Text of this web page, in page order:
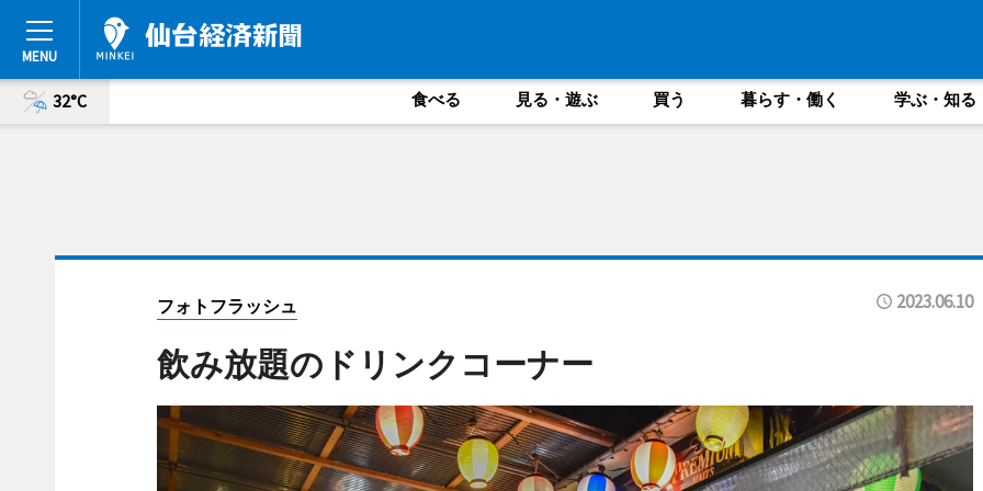
32°C 食べる 見る・遊ぶ 買う 暮らす・働く 学ぶ・知る
フォトフラッシュ 2023.06.10
飲み放題のドリンクコーナー